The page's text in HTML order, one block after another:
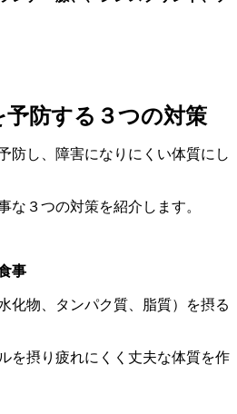
防する３つの対策
防し、障害になりにくい体質にし
な３つの対策を紹介します。
事
化物、タンパク質、脂質）を摂る
を摂り疲れにくく丈夫な体質を作